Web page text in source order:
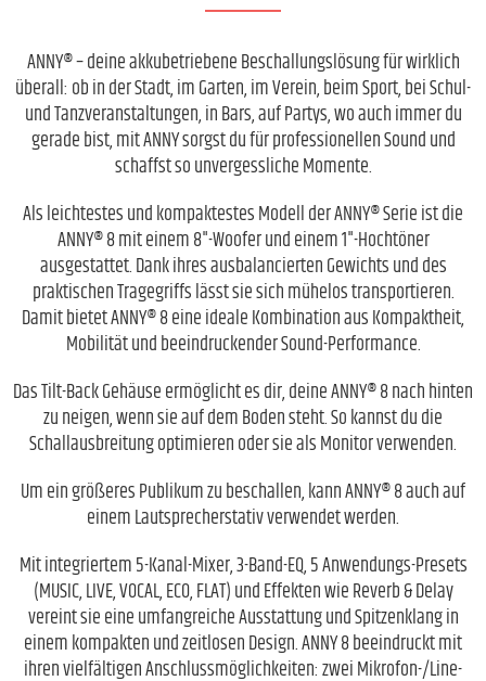
ANNY® – deine akkubetriebene Beschallungslösung für wirklich
überall: ob in der Stadt, im Garten, im Verein, beim Sport, bei Schul-
und Tanzveranstaltungen, in Bars, auf Partys, wo auch immer du
gerade bist, mit ANNY sorgst du für professionellen Sound und
schaffst so unvergessliche Momente.
Als leichtestes und kompaktestes Modell der ANNY® Serie ist die
ANNY® 8 mit einem 8"-Woofer und einem 1"-Hochtöner
ausgestattet. Dank ihres ausbalancierten Gewichts und des
praktischen Tragegriffs lässt sie sich mühelos transportieren.
Damit bietet ANNY® 8 eine ideale Kombination aus Kompaktheit,
Mobilität und beeindruckender Sound-Performance.
Das Tilt-Back Gehäuse ermöglicht es dir, deine ANNY® 8 nach hinten
zu neigen, wenn sie auf dem Boden steht. So kannst du die
Schallausbreitung optimieren oder sie als Monitor verwenden.
Um ein größeres Publikum zu beschallen, kann ANNY® 8 auch auf
einem Lautsprecherstativ verwendet werden.
Mit integriertem 5-Kanal-Mixer, 3-Band-EQ, 5 Anwendungs-Presets
(MUSIC, LIVE, VOCAL, ECO, FLAT) und Effekten wie Reverb & Delay
vereint sie eine umfangreiche Ausstattung und Spitzenklang in
einem kompakten und zeitlosen Design. ANNY 8 beeindruckt mit
ihren vielfältigen Anschlussmöglichkeiten: zwei Mikrofon-/Line-